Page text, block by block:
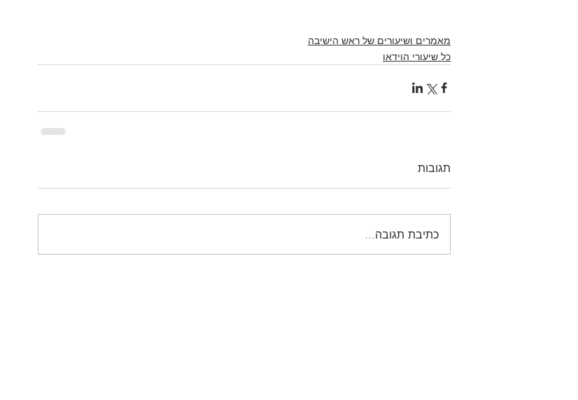
מאמרים ושיעורים של ראש הישיבה
כל שיעורי הוידאו
תגובות
כתיבת תגובה...